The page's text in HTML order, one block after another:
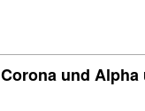
Corona und Alpha